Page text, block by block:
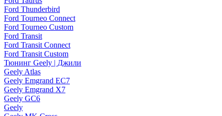
Ford Thunderbird
Ford Tourneo Connect
Ford Tourneo Custom
Ford Transit
Ford Transit Connect
Ford Transit Custom
Тюнинг Geely | Джили
Geely Atlas
Geely Emgrand EC7
Geely Emgrand X7
Geely GC6
Geely